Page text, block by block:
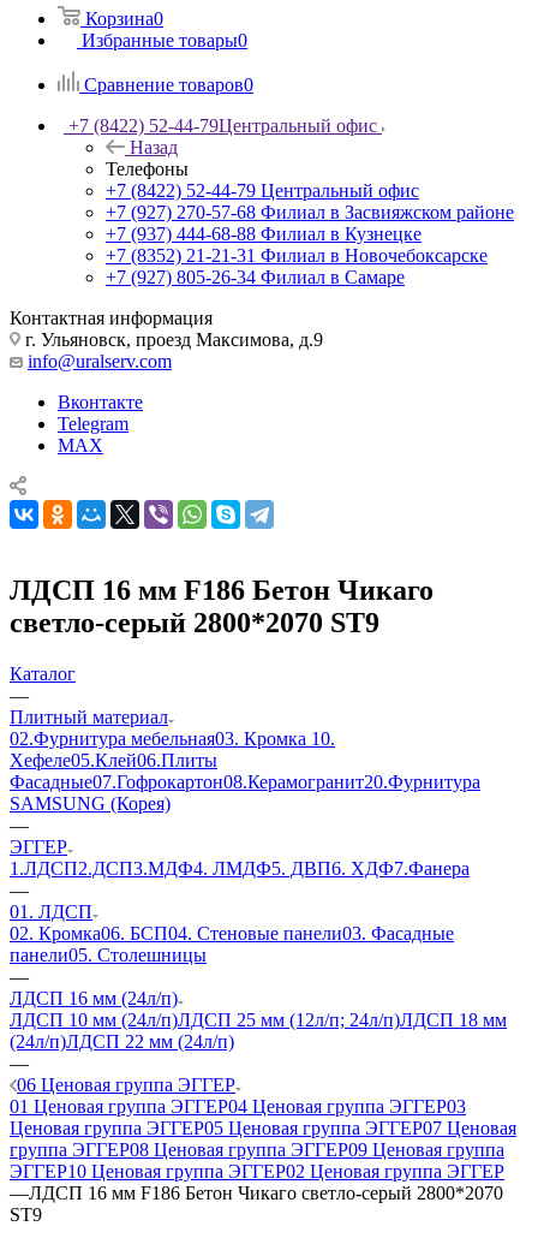
Корзина0
Избранные товары0
Сравнение товаров0
+7 (8422) 52-44-79Центральный офис
Назад
Телефоны
+7 (8422) 52-44-79 Центральный офис
+7 (927) 270-57-68 Филиал в Засвияжском районе
+7 (937) 444-68-88 Филиал в Кузнецке
+7 (8352) 21-21-31 Филиал в Новочебоксарске
+7 (927) 805-26-34 Филиал в Самаре
Контактная информация
г. Ульяновск, проезд Максимова, д.9
info@uralserv.com
Вконтакте
Telegram
MAX
ЛДСП 16 мм F186 Бетон Чикаго
светло-серый 2800*2070 ST9
Каталог
—
Плитный материал
02.Фурнитура мебельная03. Кромка 10.
Хефеле05.Клей06.Плиты
Фасадные07.Гофрокартон08.Керамогранит20.Фурнитура
SAMSUNG (Корея)
—
ЭГГЕР
1.ЛДСП2.ДСП3.МДФ4. ЛМДФ5. ДВП6. ХДФ7.Фанера
—
01. ЛДСП
02. Кромка06. БСП04. Стеновые панели03. Фасадные
панели05. Столешницы
—
ЛДСП 16 мм (24л/п)
ЛДСП 10 мм (24л/п)ЛДСП 25 мм (12л/п; 24л/п)ЛДСП 18 мм
(24л/п)ЛДСП 22 мм (24л/п)
—
06 Ценовая группа ЭГГЕР
01 Ценовая группа ЭГГЕР04 Ценовая группа ЭГГЕР03
Ценовая группа ЭГГЕР05 Ценовая группа ЭГГЕР07 Ценовая
группа ЭГГЕР08 Ценовая группа ЭГГЕР09 Ценовая группа
ЭГГЕР10 Ценовая группа ЭГГЕР02 Ценовая группа ЭГГЕР
—ЛДСП 16 мм F186 Бетон Чикаго светло-серый 2800*2070
ST9